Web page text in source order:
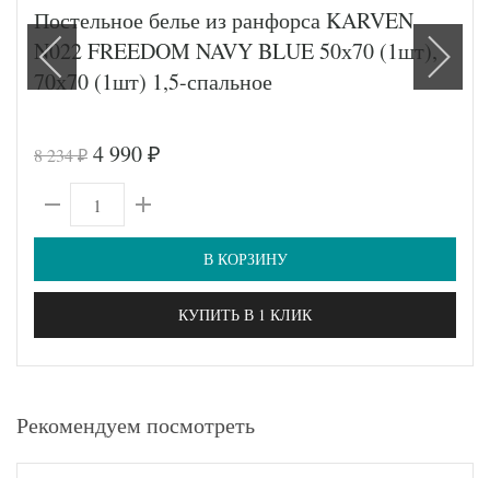
Постельное белье из ранфорса KARVEN
N022 FREEDOM NAVY BLUE 50х70 (1шт),
70х70 (1шт) 1,5-спальное
8 234₽ 4 990 ₽
В КОРЗИНУ
КУПИТЬ В 1 КЛИК
Рекомендуем посмотреть